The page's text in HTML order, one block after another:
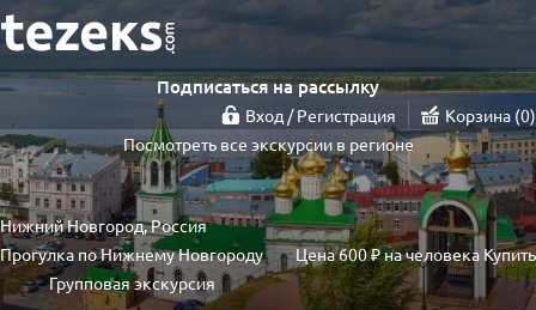
Подписаться на рассылку
Вход / Регистрация Корзина 0
Посмотреть все экскурсии в регионе
Нижний Новгород, Россия
Прогулка по Нижнему Новгороду
Групповая экскурсия
Цена600 ₽на человека Купить